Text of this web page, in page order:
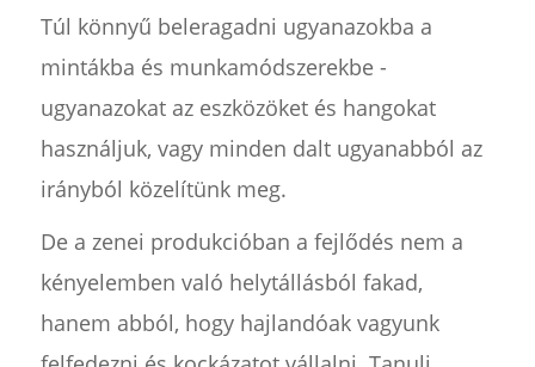
Túl könnyű beleragadni ugyanazokba a
mintákba és munkamódszerekbe -
ugyanazokat az eszközöket és hangokat
használjuk, vagy minden dalt ugyanabból az
irányból közelítünk meg.
De a zenei produkcióban a fejlődés nem a
kényelemben való helytállásból fakad,
hanem abból, hogy hajlandóak vagyunk